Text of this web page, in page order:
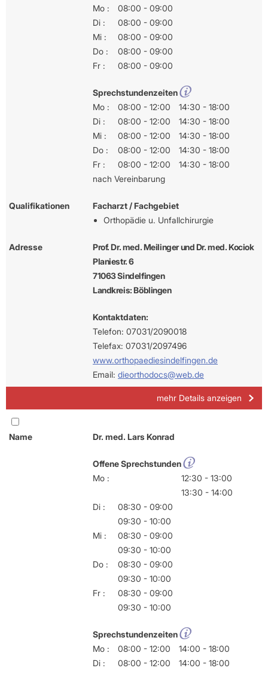
Mo :
08:00 - 09:00
Di :
08:00 - 09:00
Mi :
08:00 - 09:00
Do :
08:00 - 09:00
Fr :
08:00 - 09:00
Sprechstundenzeiten
Mo :
08:00 - 12:00
14:30 - 18:00
Di :
08:00 - 12:00
14:30 - 18:00
Mi :
08:00 - 12:00
14:30 - 18:00
Do :
08:00 - 12:00
14:30 - 18:00
Fr :
08:00 - 12:00
14:30 - 18:00
nach Vereinbarung
Qualifikationen
Facharzt / Fachgebiet
Orthopädie u. Unfallchirurgie
Adresse
Prof. Dr. med. Meilinger und Dr. med. Kociok
Planiestr. 6
71063 Sindelfingen
Landkreis: Böblingen
Kontaktdaten:
Telefon: 07031/2090018
Telefax: 07031/2097496
www.orthopaediesindelfingen.de
Email: dieorthodocs@web.de
mehr Details anzeigen
Name Dr. med. Lars Konrad
Offene Sprechstunden
Mo :
12:30 - 13:00
13:30 - 14:00
Di :
08:30 - 09:00
09:30 - 10:00
Mi :
08:30 - 09:00
09:30 - 10:00
Do :
08:30 - 09:00
09:30 - 10:00
Fr :
08:30 - 09:00
09:30 - 10:00
Sprechstundenzeiten
Mo :
08:00 - 12:00
14:00 - 18:00
Di :
08:00 - 12:00
14:00 - 18:00